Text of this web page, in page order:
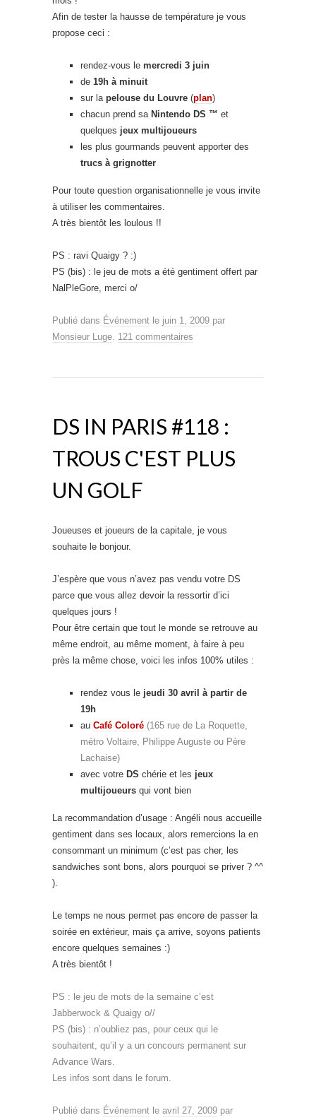
Afin de tester la hausse de température je vous
propose ceci :
rendez-vous le mercredi 3 juin
de 19h à minuit
sur la pelouse du Louvre (plan)
chacun prend sa Nintendo DS ™ et
quelques jeux multijoueurs
les plus gourmands peuvent apporter des
trucs à grignotter
Pour toute question organisationnelle je vous invite
à utiliser les commentaires.
A très bientôt les loulous !!
PS : ravi Quaigy ? :)
PS (bis) : le jeu de mots a été gentiment offert par
NalPleGore, merci o/
Publié dans Événement le juin 1, 2009 par
Monsieur Luge 121 commentaires
DS IN PARIS #118 :
TROUS C'EST PLUS
UN GOLF
Joueuses et joueurs de la capitale, je vous
souhaite le bonjour.
J’espère que vous n’avez pas vendu votre DS
parce que vous allez devoir la ressortir d’ici
quelques jours !
Pour être certain que tout le monde se retrouve au
même endroit, au même moment, à faire à peu
près la même chose, voici les infos 100% utiles :
rendez vous le jeudi 30 avril à partir de
19h
au Café Coloré (165 rue de La Roquette,
métro Voltaire, Philippe Auguste ou Père
Lachaise)
avec votre DS chérie et les jeux
multijoueurs qui vont bien
La recommandation d’usage : Angéli nous accueille
gentiment dans ses locaux, alors remercions la en
consommant un minimum (c’est pas cher, les
sandwiches sont bons, alors pourquoi se priver ? ^^
).
Le temps ne nous permet pas encore de passer la
soirée en extérieur, mais ça arrive, soyons patients
encore quelques semaines :)
A très bientôt !
PS : le jeu de mots de la semaine c’est
Jabberwock & Quaigy o//
PS (bis) : n’oubliez pas, pour ceux qui le
souhaitent, qu’il y a un concours permanent sur
Advance Wars.
Les infos sont dans le forum.
Publié dans Événement le avril 27, 2009 par